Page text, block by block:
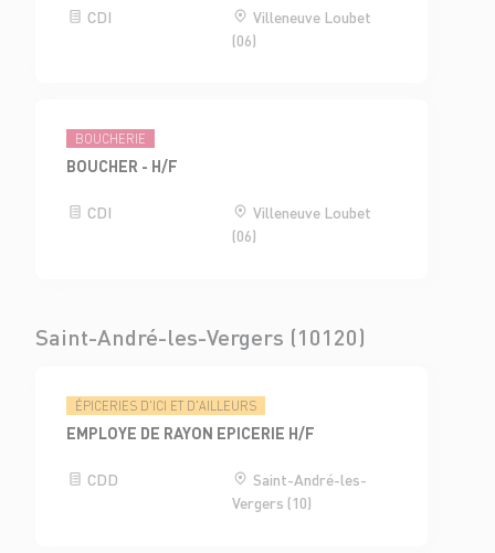
CDI
Villeneuve Loubet
(06)
BOUCHERIE
BOUCHER - H/F
CDI
Villeneuve Loubet
(06)
Saint-André-les-Vergers (10120)
ÉPICERIES D'ICI ET D'AILLEURS
EMPLOYE DE RAYON EPICERIE H/F
CDD
Saint-André-les-
Vergers (10)